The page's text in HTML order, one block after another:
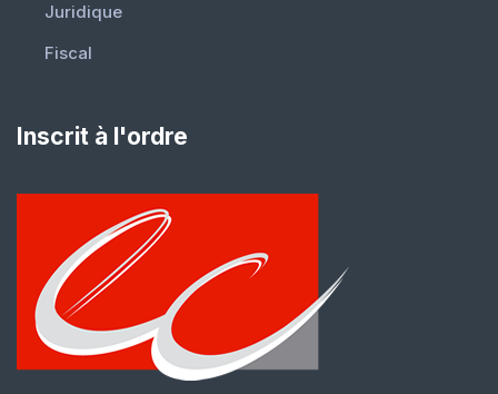
Juridique
Fiscal
Inscrit à l'ordre